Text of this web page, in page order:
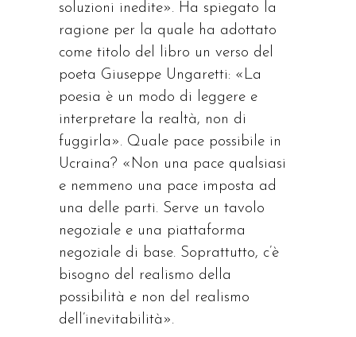
soluzioni inedite». Ha spiegato la
ragione per la quale ha adottato
come titolo del libro un verso del
poeta Giuseppe Ungaretti: «La
poesia è un modo di leggere e
interpretare la realtà, non di
fuggirla». Quale pace possibile in
Ucraina? «Non una pace qualsiasi
e nemmeno una pace imposta ad
una delle parti. Serve un tavolo
negoziale e una piattaforma
negoziale di base. Soprattutto, c’è
bisogno del realismo della
possibilità e non del realismo
dell’inevitabilità».